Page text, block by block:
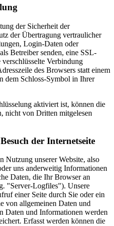
der Sicherheit der
der Übertragung vertraulicher
Login-Daten oder
Betreiber senden, eine SSL-
Verbindung
des Browsers statt einem
dem Schloss-Symbol in Ihrer
aktiviert ist, können die
nicht von Dritten mitgelesen
der Internetseite
Nutzung unserer Website, also
uns anderweitig Informationen
Daten, die Ihr Browser an
"Server-Logfiles"). Unsere
einer Seite durch Sie oder ein
von allgemeinen Daten und
Daten und Informationen werden
Erfasst werden können die